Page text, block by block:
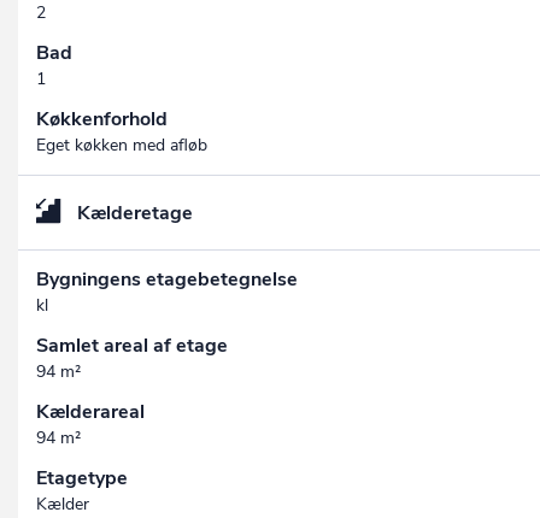
2
Bad
1
Køkkenforhold
Eget køkken med afløb
Kælderetage
Bygningens etagebetegnelse
kl
Samlet areal af etage
94 m²
Kælderareal
94 m²
Etagetype
Kælder